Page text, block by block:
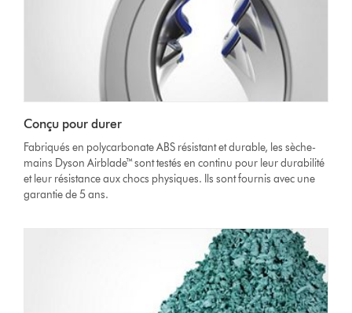
Conçu pour durer
Fabriqués en polycarbonate ABS résistant et durable, les sèche-
mains Dyson Airblade™ sont testés en continu pour leur durabilité
et leur résistance aux chocs physiques. Ils sont fournis avec une
garantie de 5 ans.